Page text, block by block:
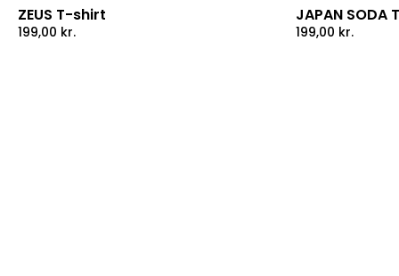
ZEUS T-shirt
199,00 kr.
JAPAN SODA
199,00 kr.